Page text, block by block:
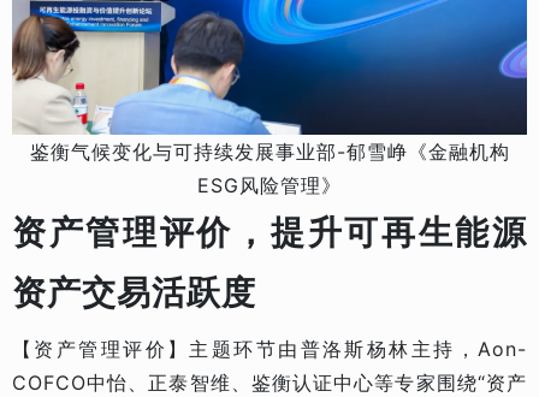
鉴衡气候变化与可持续发展事业部-郁雪峥《金融机构
ESG风险管理》
资产管理评价，提升可再生能源
资产交易活跃度
【资产管理评价】主题环节由普洛斯杨林主持，Aon-
COFCO中怡、正泰智维、鉴衡认证中心等专家围绕“资产